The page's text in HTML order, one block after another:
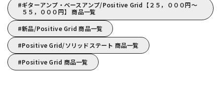
ギターアンプ・ベースアンプ/Positive Grid【２５，０００円～
５５，０００円】 商品一覧
新品/Positive Grid 商品一覧
Positive Grid/ソリッドステート 商品一覧
Positive Grid 商品一覧